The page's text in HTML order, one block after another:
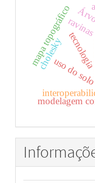
uso do
mapa topográfico
modelagem
cholesky